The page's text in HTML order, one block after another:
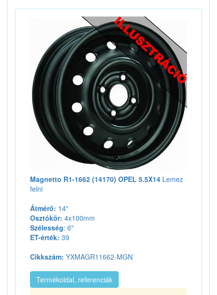
Magnetto R1-1662 (14170) OPEL 5.5X14 Lemez
felni
Átmérő: 14"
Osztókör: 4x100mm
Szélesség: 6"
ET-érték: 39
Cikkszám: YXMAGR11662-MGN
Termékoldal, referenciák